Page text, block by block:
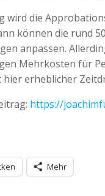
wird die
können die rund
anpassen.
Mehrkosten für
erheblicher
https://
Mehr